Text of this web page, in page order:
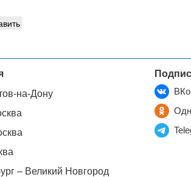
на-Дону
– Великий Новгород